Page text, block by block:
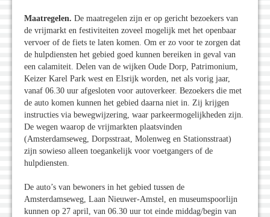
Maatregelen. De maatregelen zijn er op gericht bezoekers van
de vrijmarkt en festiviteiten zoveel mogelijk met het openbaar
vervoer of de fiets te laten komen. Om er zo voor te zorgen dat
de hulpdiensten het gebied goed kunnen bereiken in geval van
een calamiteit. Delen van de wijken Oude Dorp, Patrimonium,
Keizer Karel Park west en Elsrijk worden, net als vorig jaar,
vanaf 06.30 uur afgesloten voor autoverkeer. Bezoekers die met
de auto komen kunnen het gebied daarna niet in. Zij krijgen
instructies via bewegwijzering, waar parkeermogelijkheden zijn.
De wegen waarop de vrijmarkten plaatsvinden
(Amsterdamseweg, Dorpsstraat, Molenweg en Stationsstraat)
zijn sowieso alleen toegankelijk voor voetgangers of de
hulpdiensten.
De auto’s van bewoners in het gebied tussen de
Amsterdamseweg, Laan Nieuwer-Amstel, en museumspoorlijn
kunnen op 27 april, van 06.30 uur tot einde middag/begin van